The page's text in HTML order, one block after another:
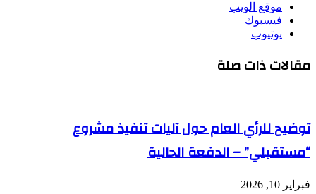
موقع الويب
فيسبوك
يوتيوب
مقالات ذات صلة
توضيح للرأي العام حول آليات تنفيذ مشروع
“مستقبلي” – الدفعة الحالية
فبراير 10, 2026